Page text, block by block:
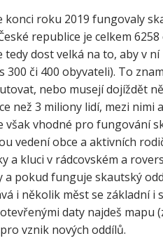
konci roku 2019 fungovaly
republice je celkem
tedy dost velká na to, aby v
či 400 obyvateli). To
nebo musejí dojíždět
než 3 miliony lidí, mezi nimi
však vhodné pro fungování
vedení obce a aktivních
a kluci v rádcovském a
a pokud funguje skautský
i několik měst se základní
daty najdeš mapu
vznik nových oddílů.